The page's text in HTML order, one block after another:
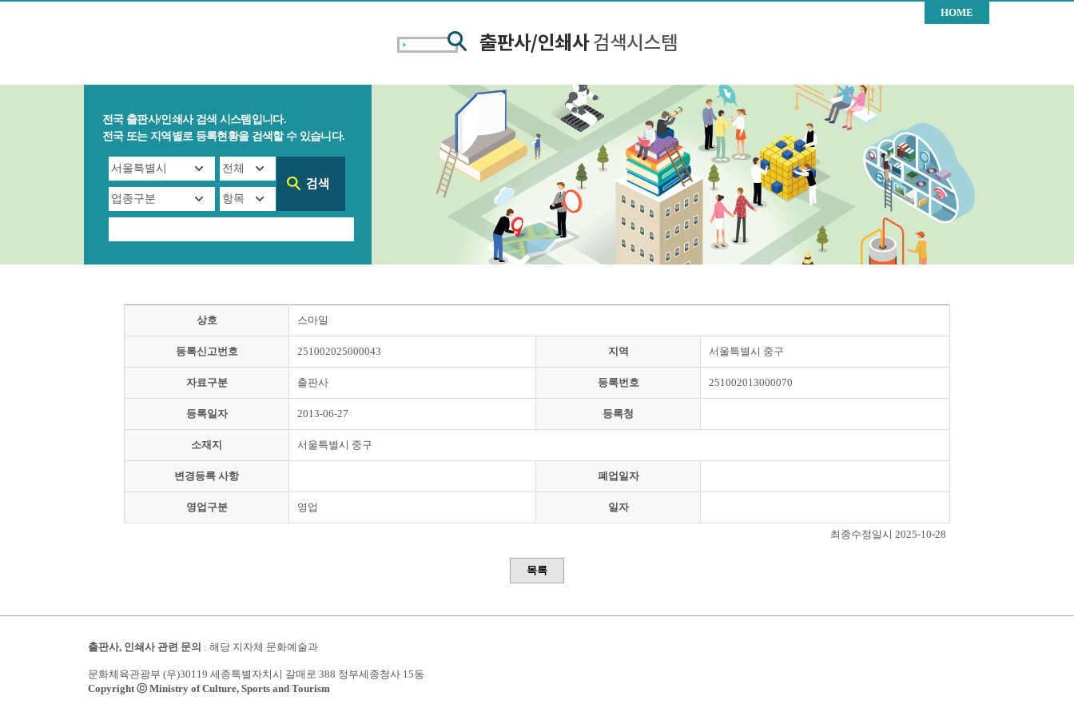
HOME
전국 출판사/인쇄사 검색 시스템입니다.
전국 또는 지역별로 등록현황을 검색할 수 있습니다.
상호 스마일
등록신고번호 251002025000043 지역 서울특별시 중구
자료구분 출판사 등록번호 251002013000070
등록일자 2013-06-27 등록청
소재지 서울특별시 중구
변경등록 사항 폐업일자
영업구분 영업 일자
최종수정일시 2025-10-28
목록
출판사, 인쇄사 관련 문의 : 해당 지자체 문화예술과
문화체육관광부 (우)30119 세종특별자치시 갈매로 388 정부세종청사 15동
Copyright ⓒ Ministry of Culture, Sports and Tourism